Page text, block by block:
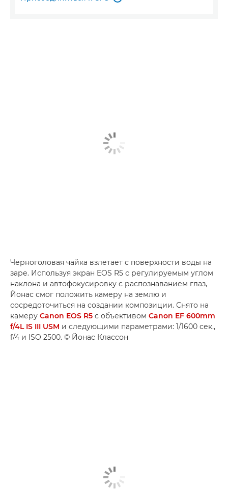
Черноголовая чайка взлетает с поверхности воды на
заре. Используя экран EOS R5 с регулируемым углом
наклона и автофокусировку с распознаванием глаз,
Йонас смог положить камеру на землю и
сосредоточиться на создании композиции. Снято на
камеру Canon EOS R5 с объективом Canon EF 600mm
f/4L IS III USM и следующими параметрами: 1/1600 сек.,
f/4 и ISO 2500. © Йонас Классон